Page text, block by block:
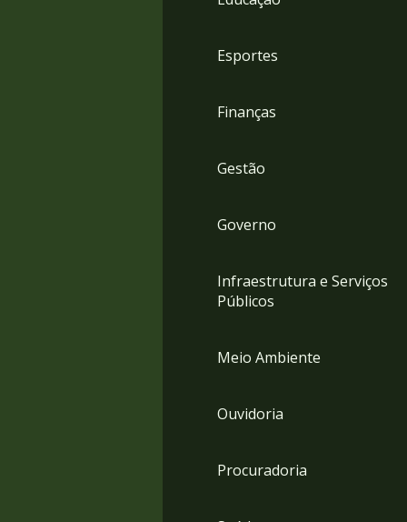
Esportes
Finanças
Gestão
Governo
Infraestrutura e Serviços
Públicos
Meio Ambiente
Ouvidoria
Procuradoria